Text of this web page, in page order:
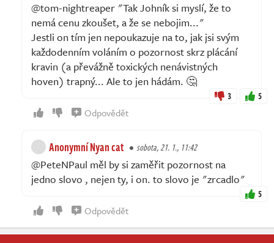
@tom-nightreaper "Tak Johník si myslí, že to
nemá cenu zkoušet, a že se nebojim..."
Jestli on tím jen nepoukazuje na to, jak jsi svým
každodenním voláním o pozornost skrz plácání
kravin (a převážně toxických nenávistných
hoven) trapný... Ale to jen hádám. 🤔
3 5
Odpovědět
Anonymní Nyan cat sobota, 21. 1., 11:42
@PeteNPaul měl by si zaměřit pozornost na
jedno slovo , nejen ty, i on. to slovo je "zrcadlo"
5
Odpovědět